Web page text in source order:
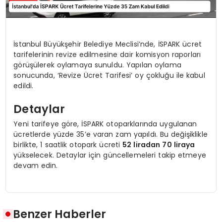
İstanbul Büyükşehir Belediye Meclisi’nde, İSPARK ücret
tarifelerinin revize edilmesine dair komisyon raporları
görüşülerek oylamaya sunuldu. Yapılan oylama
sonucunda, ‘Revize Ücret Tarifesi’ oy çokluğu ile kabul
edildi.
Detaylar
Yeni tarifeye göre, İSPARK otoparklarında uygulanan
ücretlerde yüzde 35’e varan zam yapıldı. Bu değişiklikle
birlikte, 1 saatlik otopark ücreti 52 liradan 70 liraya
yükselecek. Detaylar için güncellemeleri takip etmeye
devam edin.
Benzer Haberler